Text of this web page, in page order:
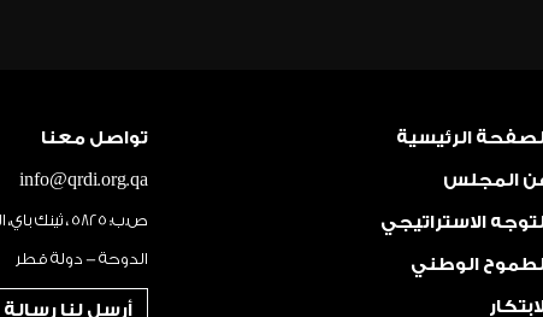
الرئيسية
المجلس
الاستراتيجي
الوطني
تواصل معنا
info@qrdi.org.qa
ص.ب: 5825 ، ثينك باي، المدينة التعليمية،
الدوحة - دولة قطر
أرسل لنا رسالة